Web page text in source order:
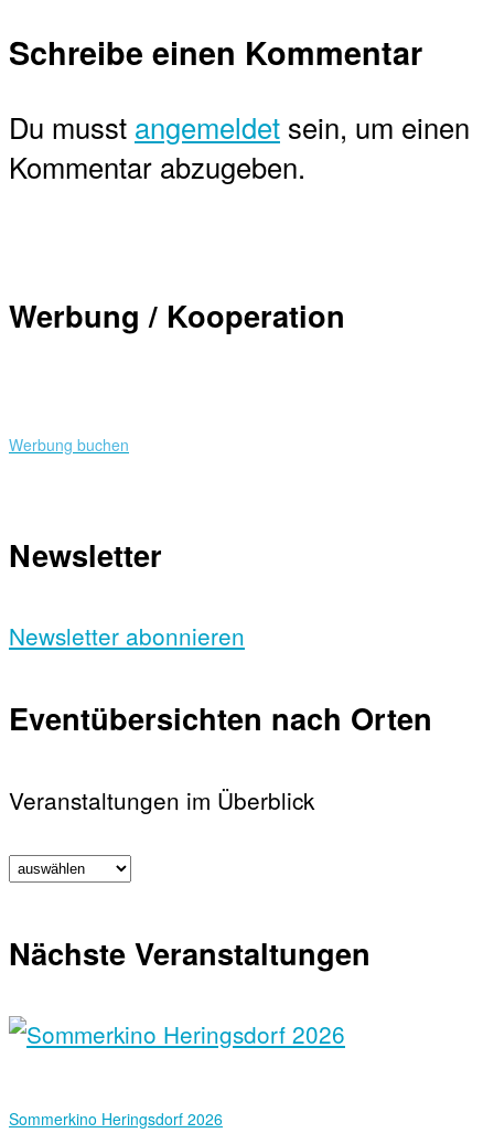
Schreibe einen Kommentar
Du musst angemeldet sein, um einen
Kommentar abzugeben.
Werbung / Kooperation
Werbung buchen
Newsletter
Newsletter abonnieren
Eventübersichten nach Orten
Veranstaltungen im Überblick
Nächste Veranstaltungen
Sommerkino Heringsdorf 2026